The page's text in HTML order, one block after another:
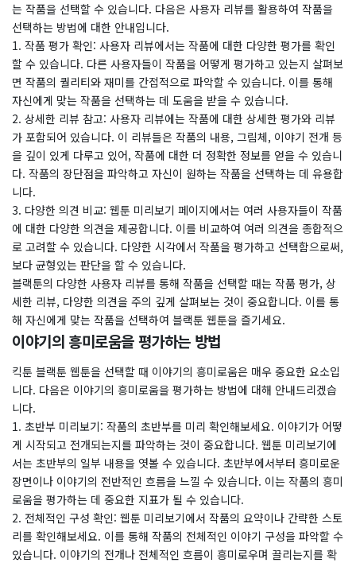
는 작품을 선택할 수 있습니다. 다음은 사용자 리뷰를 활용하여 작품을
선택하는 방법에 대한 안내입니다.
​1. 작품 평가 확인: 사용자 리뷰에서는 작품에 대한 다양한 평가를 확인
할 수 있습니다. 다른 사용자들이 작품을 어떻게 평가하고 있는지 살펴보
면 작품의 퀄리티와 재미를 간접적으로 파악할 수 있습니다. 이를 통해
자신에게 맞는 작품을 선택하는 데 도움을 받을 수 있습니다.
​2. 상세한 리뷰 참고: 사용자 리뷰에는 작품에 대한 상세한 평가와 리뷰
가 포함되어 있습니다. 이 리뷰들은 작품의 내용, 그림체, 이야기 전개 등
을 깊이 있게 다루고 있어, 작품에 대한 더 정확한 정보를 얻을 수 있습니
다. 작품의 장단점을 파악하고 자신이 원하는 작품을 선택하는 데 유용합
니다.
​3. 다양한 의견 비교: 웹툰 미리보기 페이지에서는 여러 사용자들이 작품
에 대한 다양한 의견을 제공합니다. 이를 비교하여 여러 의견을 종합적으
로 고려할 수 있습니다. 다양한 시각에서 작품을 평가하고 선택함으로써,
보다 균형있는 판단을 할 수 있습니다.
블랙툰의 다양한 사용자 리뷰를 통해 작품을 선택할 때는 작품 평가, 상
세한 리뷰, 다양한 의견을 주의 깊게 살펴보는 것이 중요합니다. 이를 통
해 자신에게 맞는 작품을 선택하여 블랙툰 웹툰을 즐기세요.
이야기의 흥미로움을 평가하는 방법
킥툰 블랙툰 웹툰을 선택할 때 이야기의 흥미로움은 매우 중요한 요소입
니다. 다음은 이야기의 흥미로움을 평가하는 방법에 대해 안내드리겠습
니다.
​1. 초반부 미리보기: 작품의 초반부를 미리 확인해보세요. 이야기가 어떻
게 시작되고 전개되는지를 파악하는 것이 중요합니다. 웹툰 미리보기에
서는 초반부의 일부 내용을 엿볼 수 있습니다. 초반부에서부터 흥미로운
장면이나 이야기의 전반적인 흐름을 느낄 수 있습니다. 이는 작품의 흥미
로움을 평가하는 데 중요한 지표가 될 수 있습니다.
​2. 전체적인 구성 확인: 웹툰 미리보기에서 작품의 요약이나 간략한 스토
리를 확인해보세요. 이를 통해 작품의 전체적인 이야기 구성을 파악할 수
있습니다. 이야기의 전개나 전체적인 흐름이 흥미로우며 끌리는지를 확